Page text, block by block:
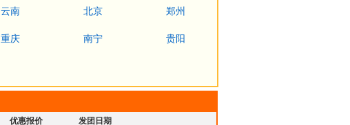
云南 北京 郑州
重庆 南宁 贵阳
优惠报价 发团日期